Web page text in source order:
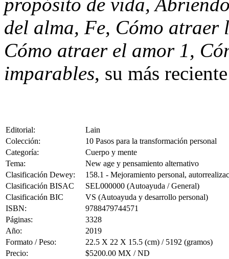
propósito de vida,
del alma, Fe, Cómo
Cómo atraer el amor 1,
imparables, su más
Editorial:
Lain
Colección:
10 Pasos para la transformación personal
Categoría:
Cuerpo y mente
Tema:
New age y pensamiento alternativo
Clasificación Dewey:
158.1 - Mejoramiento personal,
Clasificación BISAC
SEL000000 (Autoayuda / General)
Clasificación BIC
VS (Autoayuda y desarrollo personal)
ISBN:
9788479744571
Páginas:
3328
Año:
2019
Formato / Peso:
22.5 X 22 X 15.5 (cm) / 5192 (gramos)
Precio:
$5200.00 MX / ND